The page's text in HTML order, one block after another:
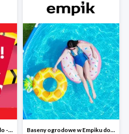
Finał wyprzedaży w Empiku do -70% Baseny ogrodowe w Empiku do -25%